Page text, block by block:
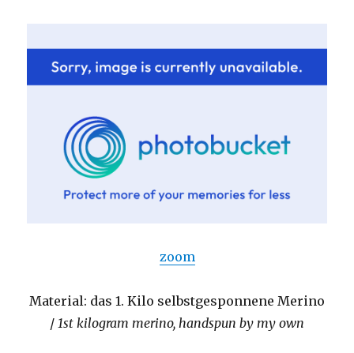
zoom
Material: das 1. Kilo selbstgesponnene Merino
/ 1st kilogram merino, handspun by my own